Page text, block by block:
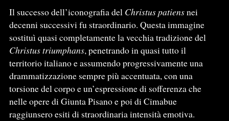
Il successo dell’iconografia del Christus patiensnei
decenni successivi fu straordinario. Questa immagine
sostituì quasi completamente la vecchia tradizione del
Christus triumphans, penetrando in quasi tutto il
territorio italiano e assumendo progressivamente una
drammatizzazione sempre più accentuata, con una
torsione del corpo e un’espressione di sofferenza che
nelle opere di Giunta Pisano e poi di Cimabue
raggiunsero esiti di straordinaria intensità emotiva.